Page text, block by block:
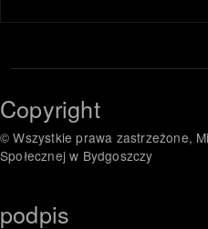
Copyright
© Wszystkie prawa zastrzeżone,
Społecznej w Bydgoszczy
podpis